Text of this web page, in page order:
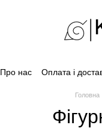
Про нас Оплата і
Головна